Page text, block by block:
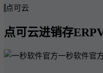
点可云
点可云进销存
一秒软件官